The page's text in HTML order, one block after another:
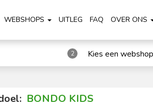
WEBSHOPS UITLEG FAQ OVER ONS
2 Kies een webshop
BONDO KIDS